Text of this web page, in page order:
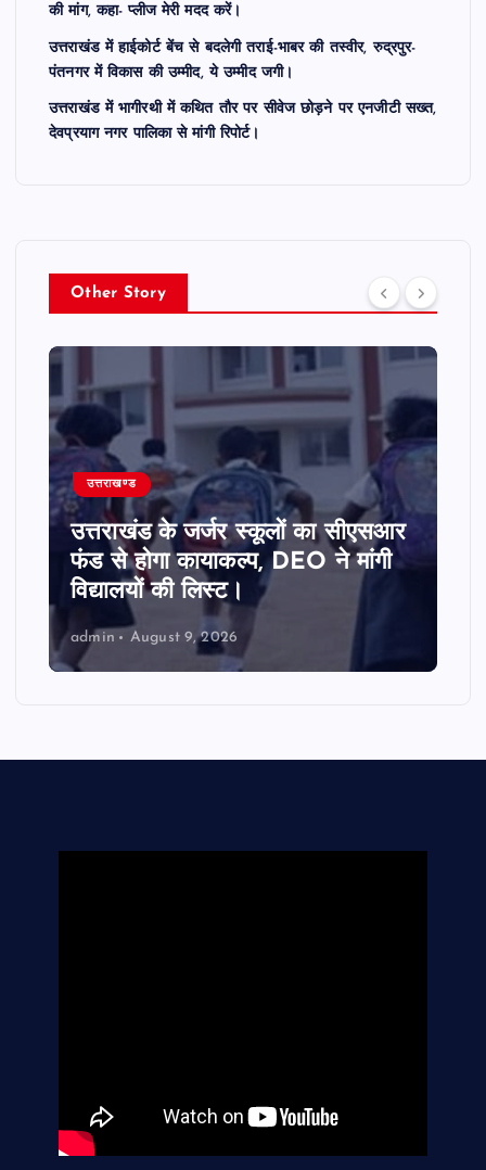
की मांग, कहा- प्लीज मेरी मदद करें।
उत्तराखंड में हाईकोर्ट बेंच से बदलेगी तराई-भाबर की तस्वीर, रुद्रपुर-
पंतनगर में विकास की उम्मीद, ये उम्मीद जगी।
उत्तराखंड में भागीरथी में कथित तौर पर सीवेज छोड़ने पर एनजीटी सख्त,
देवप्रयाग नगर पालिका से मांगी रिपोर्ट।
Other Story
उत्तराखण्ड
उत्तराखंड के जर्जर स्कूलों का सीएसआर
फंड से होगा कायाकल्प, DEO ने मांगी
विद्यालयों की लिस्ट।
admin August 9, 2026